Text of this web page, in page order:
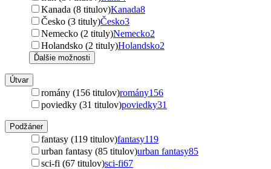
Kanada (8 titulov)Kanada8
Česko (3 tituly)Česko3
Nemecko (2 tituly)Nemecko2
Holandsko (2 tituly)Holandsko2
Ďalšie možnosti
Útvar
romány (156 titulov)romány156
poviedky (31 titulov)poviedky31
Podžáner
fantasy (119 titulov)fantasy119
urban fantasy (85 titulov)urban fantasy85
sci-fi (67 titulov)sci-fi67